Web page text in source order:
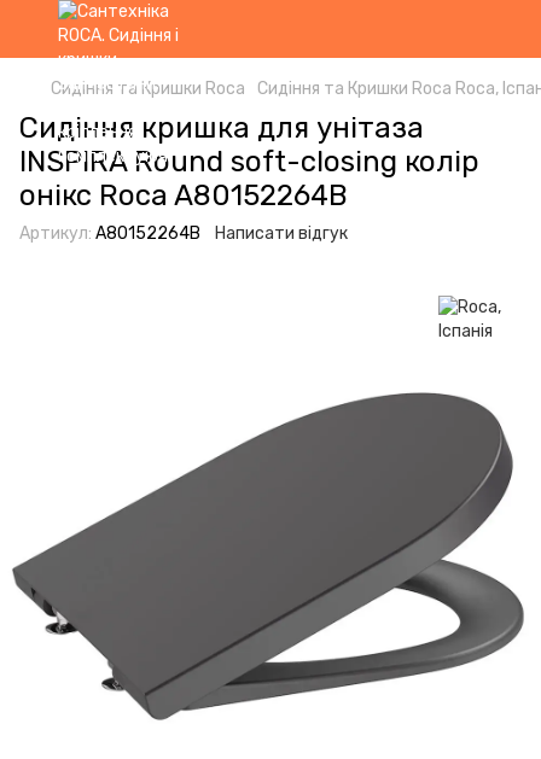
Сидіння та Кришки Roca Сидіння та Кришки Roca Roca,
Сидіння кришка для унітаза
INSPIRA Round soft-closing колір
онікс Roca A80152264B
Артикул: A80152264B Написати відгук